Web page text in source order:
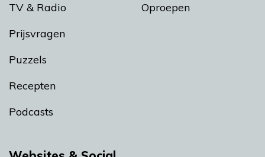
TV & Radio
Prijsvragen
Puzzels
Recepten
Podcasts
Oproepen